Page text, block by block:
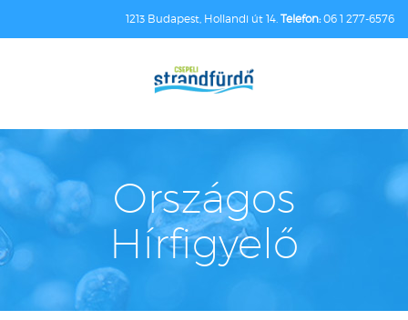
1213 Budapest, Hollandi út 14. Telefon:06 1 277-6576
Országos
Hírfigyelő